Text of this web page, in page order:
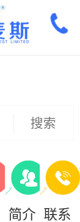
搜索
简介 联系